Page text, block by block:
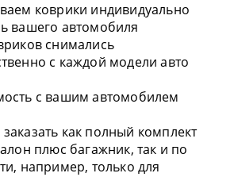
коврики индивидуально
вашего автомобиля
снимались
с каждой модели авто
с вашим автомобилем
как полный комплект
плюс багажник, так и по
например, только для